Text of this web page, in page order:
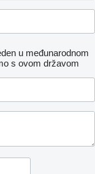
u međunarodnom
s ovom državom